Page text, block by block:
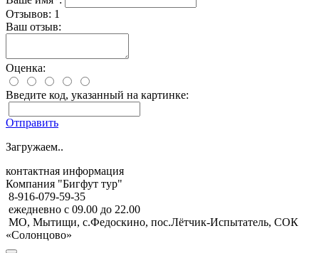
Отзывов: 1
Ваш отзыв:
Оценка:
Введите код, указанный на картинке:
Отправить
Загружаем..
контактная информация
Компания "Бигфут тур"
8-916-079-59-35
ежедневно с 09.00 до 22.00
МО, Мытищи, с.Федоскино, пос.Лётчик-Испытатель, СОК
«Солонцово»